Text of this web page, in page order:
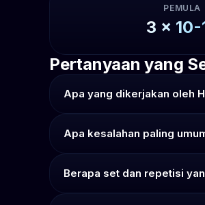
PEMULA
3 x 10-
Pertanyaan yang
Apa yang dikerjakan oleh
Apa kesalahan paling
Berapa set dan repetisi